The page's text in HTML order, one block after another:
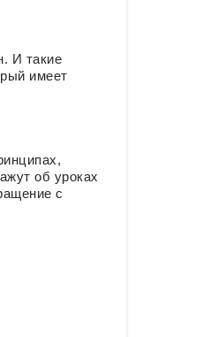
И такие
имеет
об уроках
с